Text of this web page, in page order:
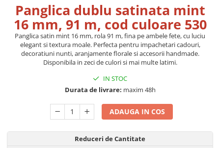
Cutii 35x25x7 cm
Cutii 33x23x8 cm
Cutii 30x21x9 cm
Cutii 38x30x10 cm
Cutii curierat
Carti pentru copii - Colectia
Povestiri de colorat
Arhivare&Depozitare
Panglica dublu satinata mint
16 mm, 91 m, cod culoare 530
Panglica satin mint 16 mm, rola 91 m, fina pe ambele fete, cu luciu
elegant si textura moale. Perfecta pentru impachetari cadouri,
decoratiuni nunti, aranjamente florale si accesorii handmade.
Disponibila in zeci de culori si mai multe latimi.
IN STOC
Durata de livrare: maxim 48h
ADAUGA IN COS
Reduceri de Cantitate